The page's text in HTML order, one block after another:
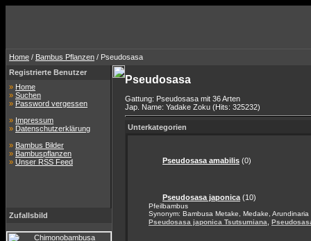
Home / Bambus Pflanzen / Pseudosasa
Registrierte Benutzer
» Home
» Suchen
» Password vergessen
» Impressum
» Datenschutzerklärung
» Bambus Bilder
» Bambuspflanzen
» Unser RSS Feed
Zufallsbild
Pseudosasa
Gattung: Pseudosasa mit 36 Arten
Jap. Name: Yadake Zoku (Hits: 325232)
Unterkategorien
Pseudosasa amabilis (0)
Pseudosasa japonica (10)
Pfeilbambus
Synonym: Bambusa Metake, Medake, Arundinaria
Pseudosasa japonica Tsutsumiana